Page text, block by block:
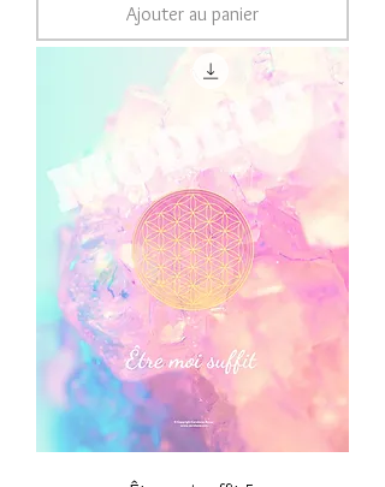
Ajouter au panier